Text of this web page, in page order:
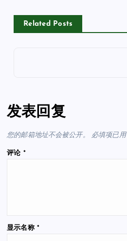
Related Posts
发表回复
您的邮箱地址不会被公开。 必填项已用
评论 *
显示名称 *